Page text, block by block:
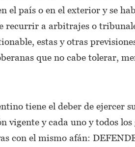
el país o en el exterior y se
recurrir a arbitrajes o
estas y otras
que no cabe tolerar,
tiene el deber de ejercer
vigente y cada uno y todos los
con el mismo afán: